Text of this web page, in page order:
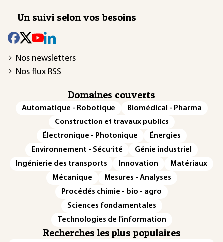
Un suivi selon vos besoins
Nos newsletters
Nos flux RSS
Domaines couverts
Automatique - Robotique
Biomédical - Pharma
Construction et travaux publics
Électronique - Photonique
Énergies
Environnement - Sécurité
Génie industriel
Ingénierie des transports
Innovation
Matériaux
Mécanique
Mesures - Analyses
Procédés chimie - bio - agro
Sciences fondamentales
Technologies de l'information
Recherches les plus populaires